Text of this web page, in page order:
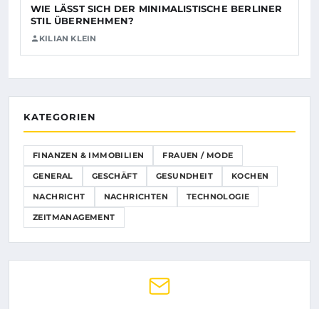
WIE LÄSST SICH DER MINIMALISTISCHE BERLINER
STIL ÜBERNEHMEN?
KILIAN KLEIN
KATEGORIEN
FINANZEN & IMMOBILIEN FRAUEN / MODE
GENERAL GESCHÄFT GESUNDHEIT KOCHEN
NACHRICHT NACHRICHTEN TECHNOLOGIE
ZEITMANAGEMENT